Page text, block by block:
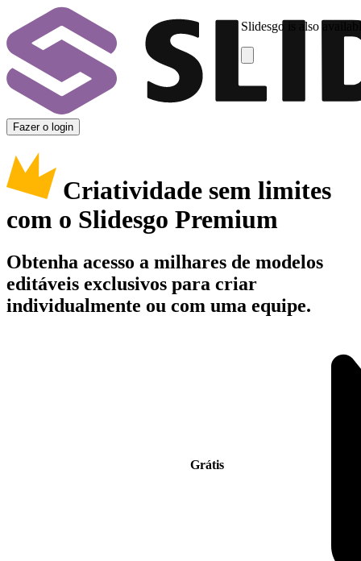
Slidesgo is also
Fazer o login
Criatividade sem limites
com o Slidesgo Premium
Obtenha acesso a milhares de modelos
editáveis exclusivos para criar
individualmente ou com uma equipe.
Grátis